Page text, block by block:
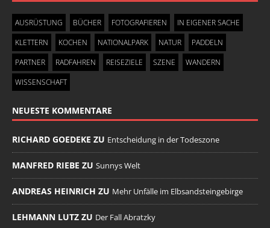
AUSRÜSTUNG BÜCHER FOTOGRAFIEREN
IN EIGENER SACHE
KLETTERN
KOCHEN NATIONALPARK NATUR
PADDELN
PARTNER
RADFAHREN REISEZIELE SZENE
WANDERN
WISSENSCHAFT
NEUESTE KOMMENTARE
RICHARD GOEDEKE ZU Entscheidung in der Todeszone
MANFRED RIEBE ZU Sunnys Welt
ANDREAS HEINRICH ZU Mehr Unfälle im Elbsandsteingebirge
LEHMANN LUTZ ZU Der Fall Abratzky